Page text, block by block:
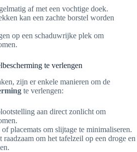
af met een vochtige doek.
kan een zachte borstel worden
op een schaduwrijke plek om
te verlengen
zijn er enkele manieren om de
te verlengen:
aan direct zonlicht om
placemats om slijtage te minimaliseren.
om het tafelzeil op een droge en